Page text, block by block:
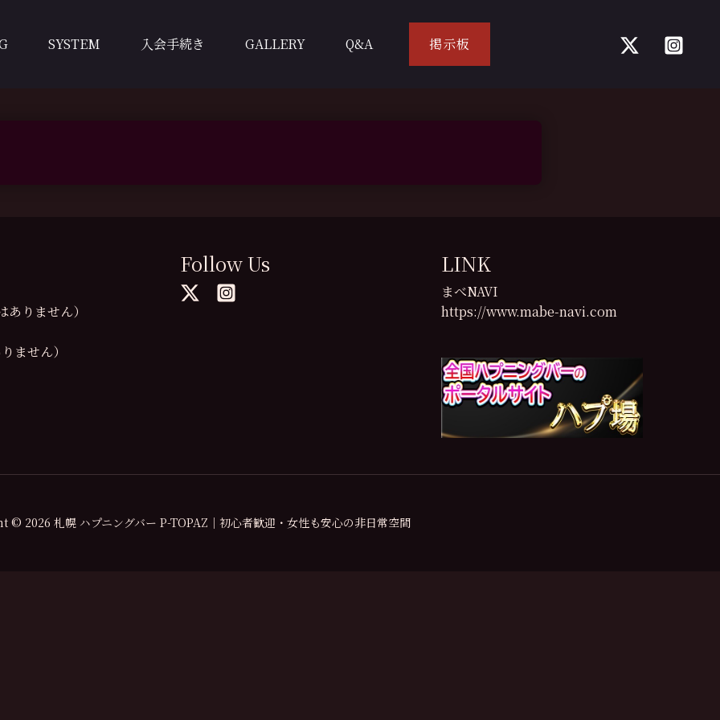
SYSTEM 入会手続き GALLERY Q&A 掲示板
りません）
ません）
Follow Us LINK
まべNAVI
https://www.mabe-navi.com
2026 札幌 ハプニングバー P-TOPAZ｜初心者歓迎・女性も安心の非日常空間